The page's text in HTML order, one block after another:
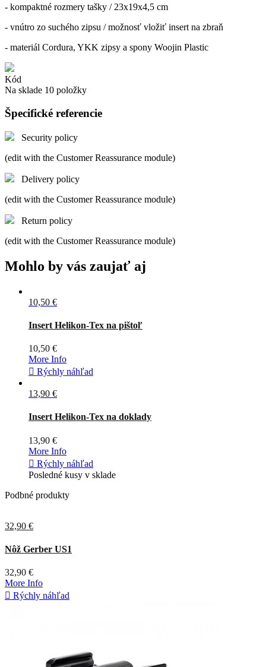
- kompaktné rozmery tašky / 23x19x4,5 cm
- vnútro zo suchého zipsu / možnosť vložiť insert na zbraň
- materiál Cordura, YKK zipsy a spony Woojin Plastic
Kód
Na sklade 10 položky
Špecifické referencie
Security policy
(edit with the Customer Reassurance module)
Delivery policy
(edit with the Customer Reassurance module)
Return policy
(edit with the Customer Reassurance module)
Mohlo by vás zaujať aj
10,50 €
Insert Helikon-Tex na pištoľ
10,50 €
More Info
 Rýchly náhľad
13,90 €
olivová
Insert Helikon-Tex na doklady
13,90 €
More Info
 Rýchly náhľad
Posledné kusy v sklade
Podbné produkty
32,90 €
Sivá
Nôž Gerber US1
32,90 €
More Info
 Rýchly náhľad